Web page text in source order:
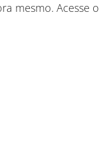
mesmo. Acesse o